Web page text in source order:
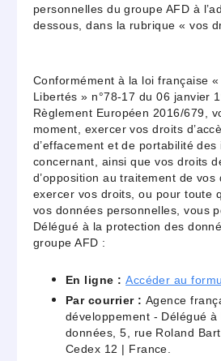
personnelles du groupe AFD à
dessous, dans la rubrique « vos
Conformément à la loi française
Libertés » n°78-17 du 06 janvier
Règlement Européen 2016/679,
moment, exercer vos droits
d’effacement et de portabilité
concernant, ainsi que vos droits
d’opposition au traitement de vos
exercer vos droits, ou pour toute
vos données personnelles, vous
Délégué à la protection des
groupe AFD :
En ligne : Accéder au
Par courrier : Agence
développement - Délégué
données, 5, rue Roland
Cedex 12 | France.